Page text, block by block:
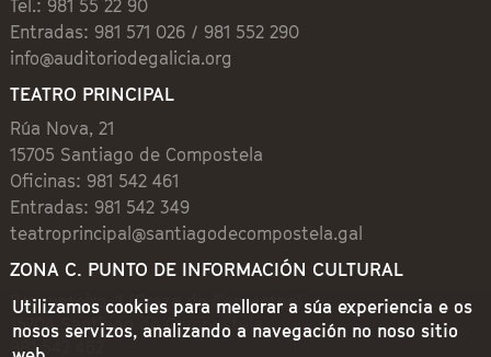
Tel.: 981 55 22 90
Entradas: 981 571 026 / 981 552 290
info@auditoriodegalicia.org
TEATRO PRINCIPAL
Rúa Nova, 21
15705 Santiago de Compostela
Oficinas: 981 542 461
Entradas: 981 542 349
teatroprincipal@santiagodecompostela.gal
ZONA C. PUNTO DE INFORMACIÓN CULTURAL
Preguntoiro, 1 (Praza de Cervantes)
15704 Santiago de Compostela
981 542 462
Utilizamos cookies para mellorar a súa experiencia e os
nosos servizos, analizando a navegación no noso sitio